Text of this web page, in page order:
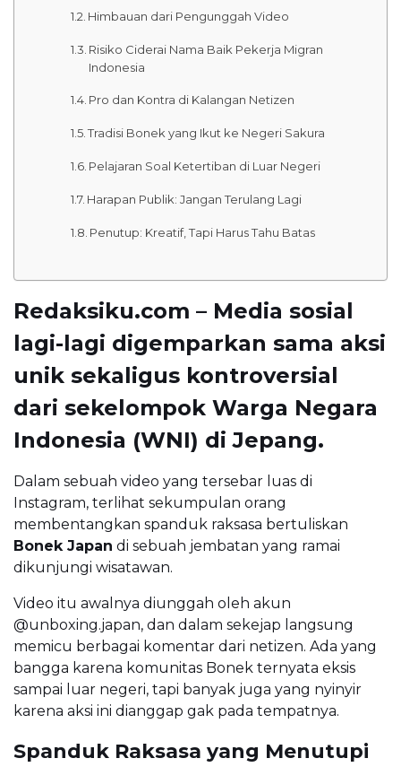
Himbauan dari Pengunggah Video
Risiko Ciderai Nama Baik Pekerja Migran
Indonesia
Pro dan Kontra di Kalangan Netizen
Tradisi Bonek yang Ikut ke Negeri Sakura
Pelajaran Soal Ketertiban di Luar Negeri
Harapan Publik: Jangan Terulang Lagi
Penutup: Kreatif, Tapi Harus Tahu Batas
Redaksiku.com – Media sosial
lagi-lagi digemparkan sama aksi
unik sekaligus kontroversial
dari sekelompok Warga Negara
Indonesia (WNI) di Jepang.
Dalam sebuah video yang tersebar luas di
Instagram, terlihat sekumpulan orang
membentangkan spanduk raksasa bertuliskan
Bonek Japan di sebuah jembatan yang ramai
dikunjungi wisatawan.
Video itu awalnya diunggah oleh akun
@unboxing.japan, dan dalam sekejap langsung
memicu berbagai komentar dari netizen. Ada yang
bangga karena komunitas Bonek ternyata eksis
sampai luar negeri, tapi banyak juga yang nyinyir
karena aksi ini dianggap gak pada tempatnya.
Spanduk Raksasa yang Menutupi